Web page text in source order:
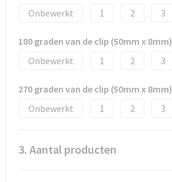
Onbewerkt
1 2 3
180 graden van de clip (50mm x 8mm)
Onbewerkt
1 2 3
270 graden van de clip (50mm x 8mm)
Onbewerkt
1 2 3
3. Aantal producten